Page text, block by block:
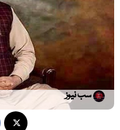
سب نیوز